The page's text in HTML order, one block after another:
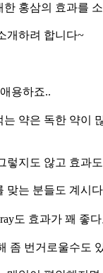
홍삼의 효과를
개하려 합니다~
용하죠..
약은 독한 약이
렇지도 않고 효과
맞는 분들도 계시
도 효과가 꽤 좋
좀 번거로울수도